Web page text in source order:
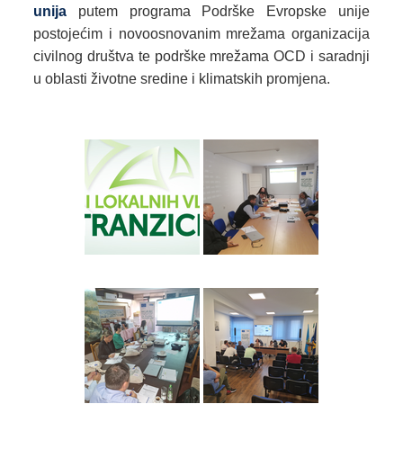
unija putem programa Podrške Evropske unije
postojećim i novoosnovanim mrežama organizacija
civilnog društva te podrške mrežama OCD i saradnji
u oblasti životne sredine i klimatskih promjena.